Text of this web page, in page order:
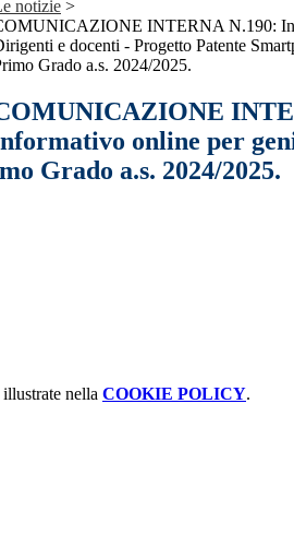
notizie >
INTERNA N.190:
e docenti - Progetto Patente
Grado a.s. 2024/2025.
online per
Grado a.s. 2024/2025.
nella COOKIE POLICY.